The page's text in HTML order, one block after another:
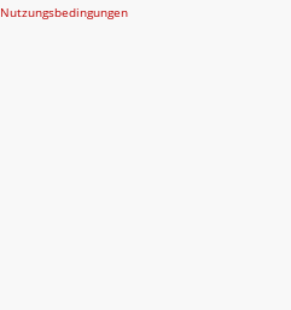
Nutzungsbedingungen